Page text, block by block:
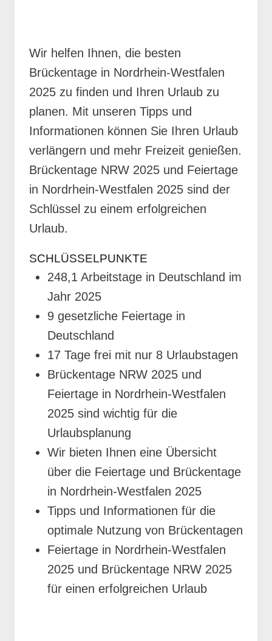
Wir helfen Ihnen, die besten
Brückentage in Nordrhein-Westfalen
2025 zu finden und Ihren Urlaub zu
planen. Mit unseren Tipps und
Informationen können Sie Ihren Urlaub
verlängern und mehr Freizeit genießen.
Brückentage NRW 2025 und Feiertage
in Nordrhein-Westfalen 2025 sind der
Schlüssel zu einem erfolgreichen
Urlaub.
SCHLÜSSELPUNKTE
248,1 Arbeitstage in Deutschland im
Jahr 2025
9 gesetzliche Feiertage in
Deutschland
17 Tage frei mit nur 8 Urlaubstagen
Brückentage NRW 2025 und
Feiertage in Nordrhein-Westfalen
2025 sind wichtig für die
Urlaubsplanung
Wir bieten Ihnen eine Übersicht
über die Feiertage und Brückentage
in Nordrhein-Westfalen 2025
Tipps und Informationen für die
optimale Nutzung von Brückentagen
Feiertage in Nordrhein-Westfalen
2025 und Brückentage NRW 2025
für einen erfolgreichen Urlaub